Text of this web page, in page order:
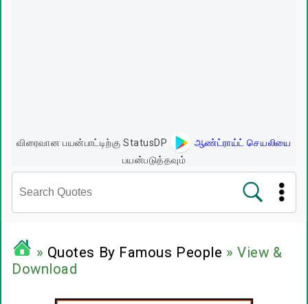
விரைவான பயன்பாட்டிற்கு StatusDP
ஆண்ட்ராய்ட் செயலியை
பயன்படுத்தவும்
பிரபலங்களின் பொன்மொழிகள்
» Quotes By Famous People » View &
Download